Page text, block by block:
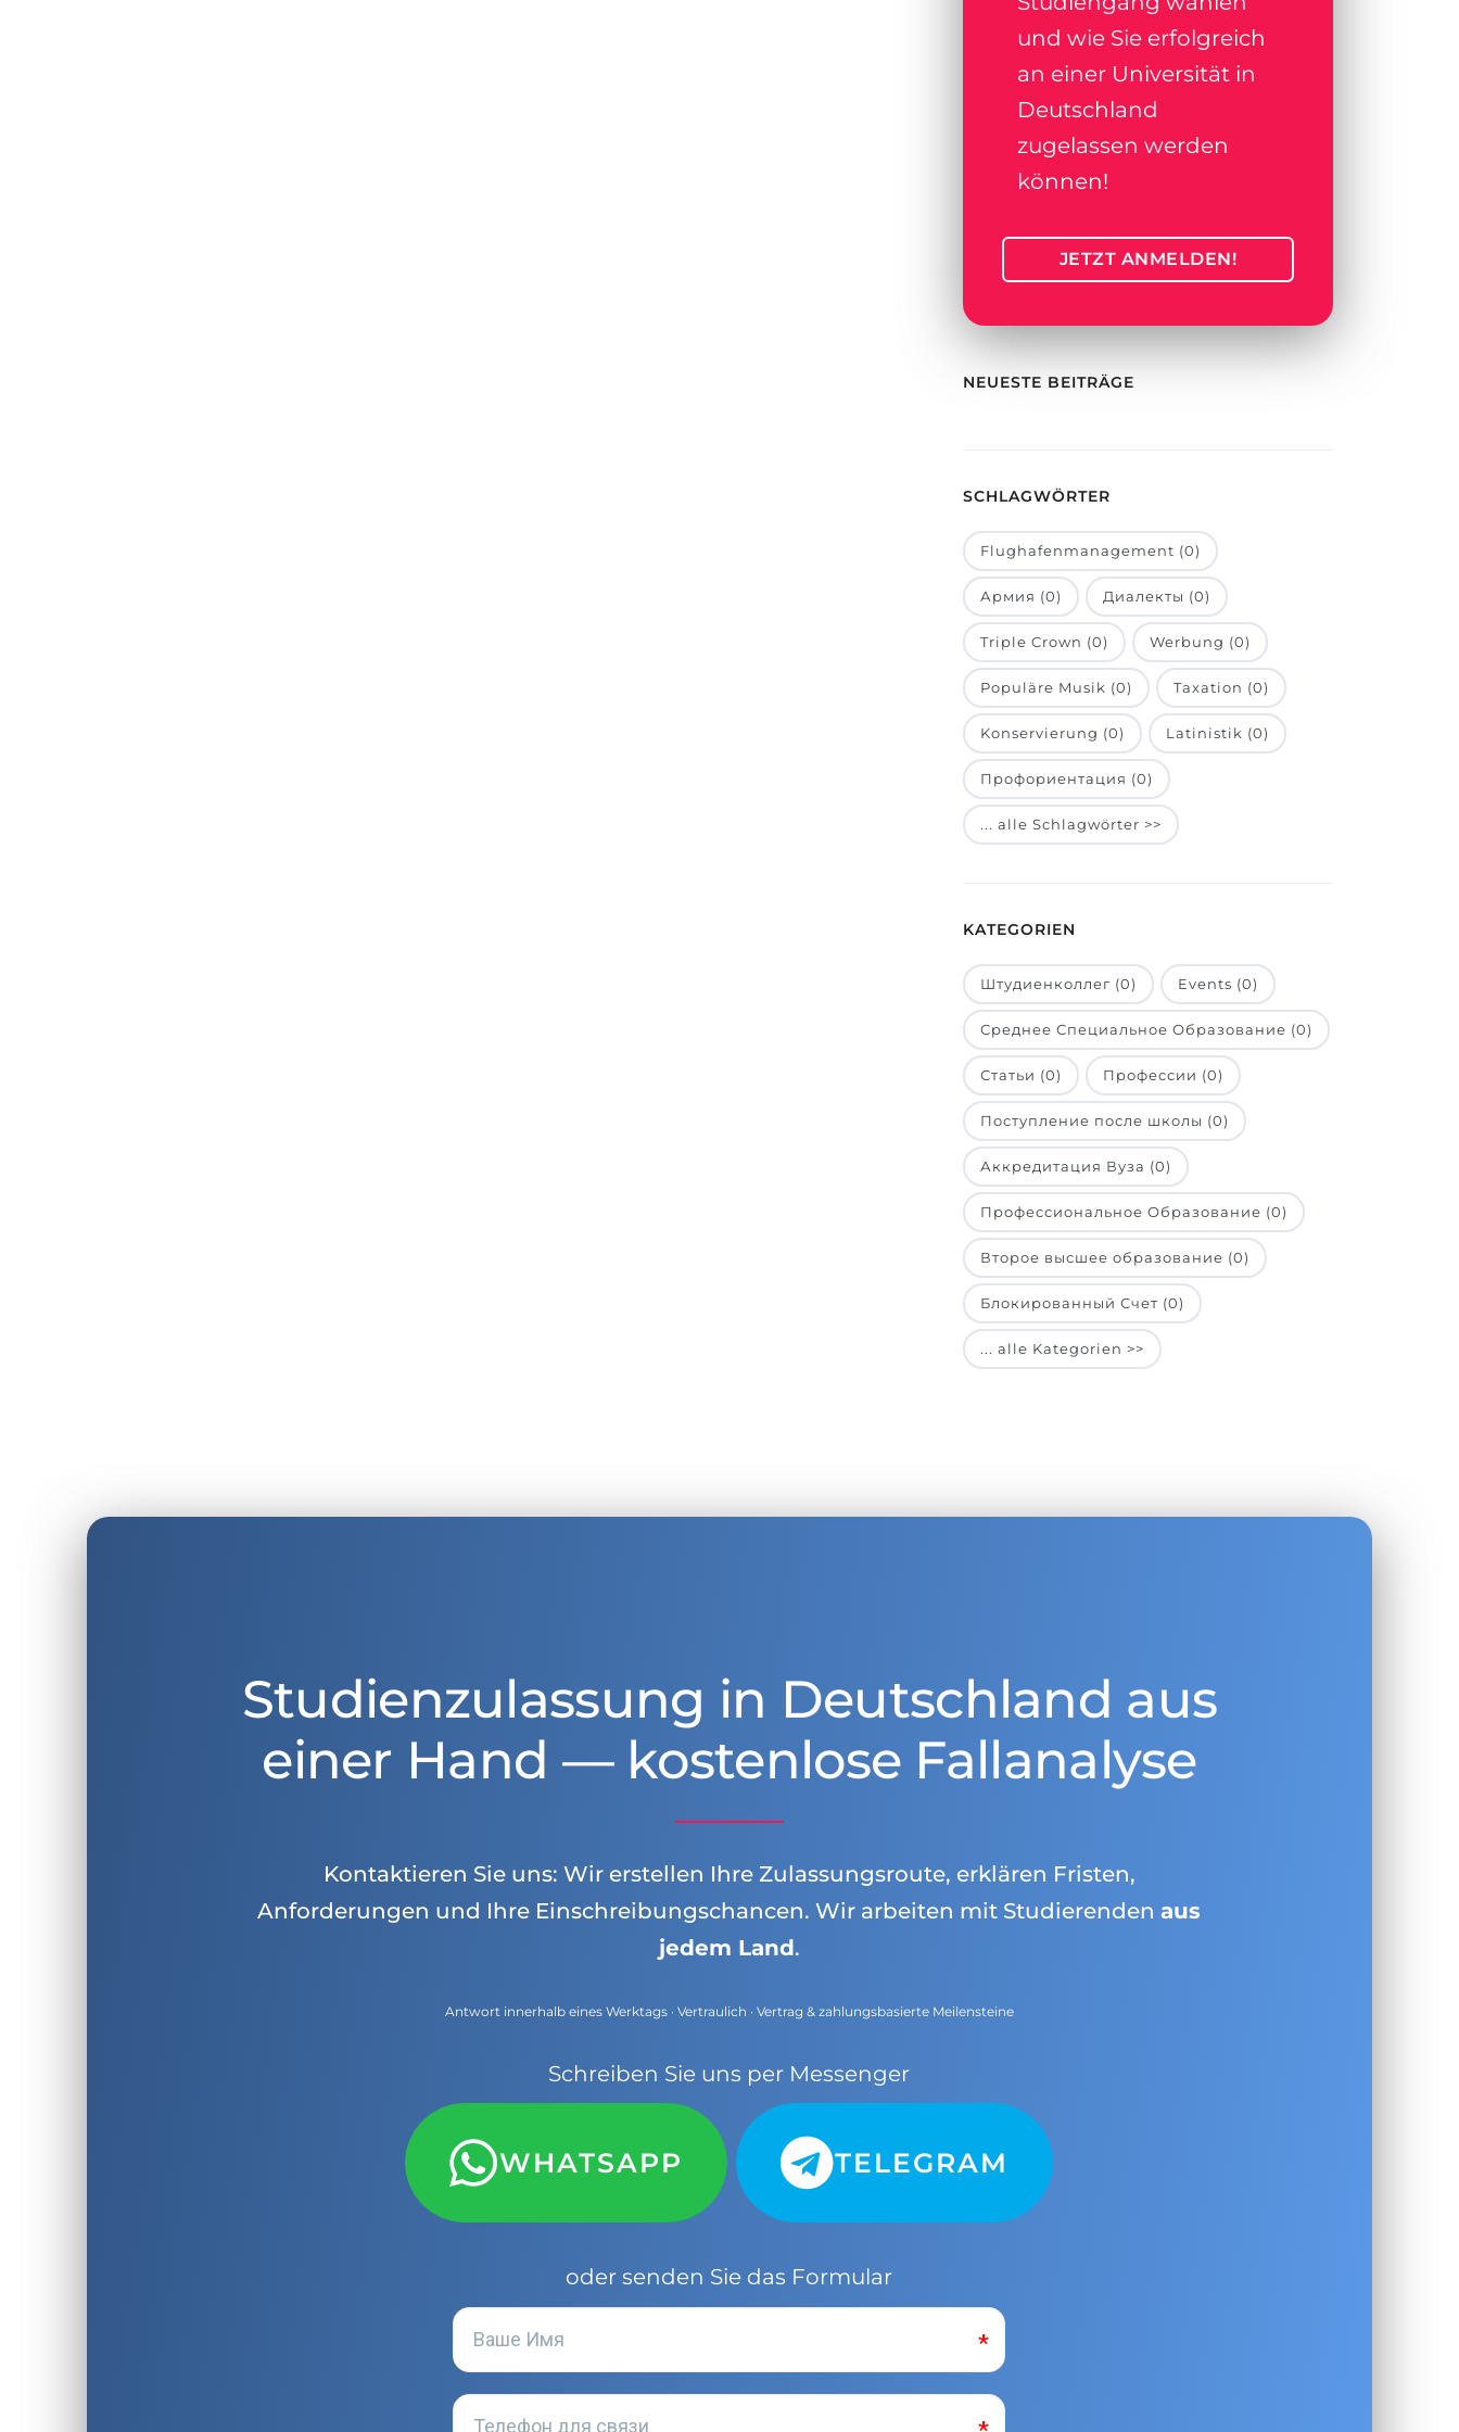
und wie Sie erfolgreich
an einer Universität in
Deutschland
zugelassen werden
können!
JETZT ANMELDEN!
NEUESTE BEITRÄGE
SCHLAGWÖRTER
Flughafenmanagement (0)
Армия (0) Диалекты (0)
Triple Crown (0) Werbung (0)
Populäre Musik (0) Taxation (0)
Konservierung (0) Latinistik (0)
Профориентация (0)
... alle Schlagwörter >>
KATEGORIEN
Штудиенколлег (0) Events (0)
Среднее Специальное Образование (0)
Статьи (0) Профессии (0)
Поступление после школы (0)
Аккредитация Вуза (0)
Профессиональное Образование (0)
Второе высшее образование (0)
Блокированный Счет (0)
... alle Kategorien >>
Studienzulassung in Deutschland aus
einer Hand — kostenlose Fallanalyse
Kontaktieren Sie uns: Wir erstellen Ihre Zulassungsroute, erklären Fristen,
Anforderungen und Ihre Einschreibungschancen. Wir arbeiten mit Studierendenaus
jedem Land.
Antwort innerhalb eines Werktags · Vertraulich · Vertrag & zahlungsbasierte Meilensteine
Schreiben Sie uns per Messenger
WHATSAPP TELEGRAM
oder senden Sie das Formular